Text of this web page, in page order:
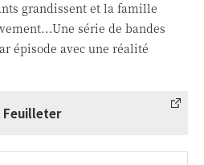
grandissent et la famille
série de bandes
épisode avec une réalité
Feuilleter